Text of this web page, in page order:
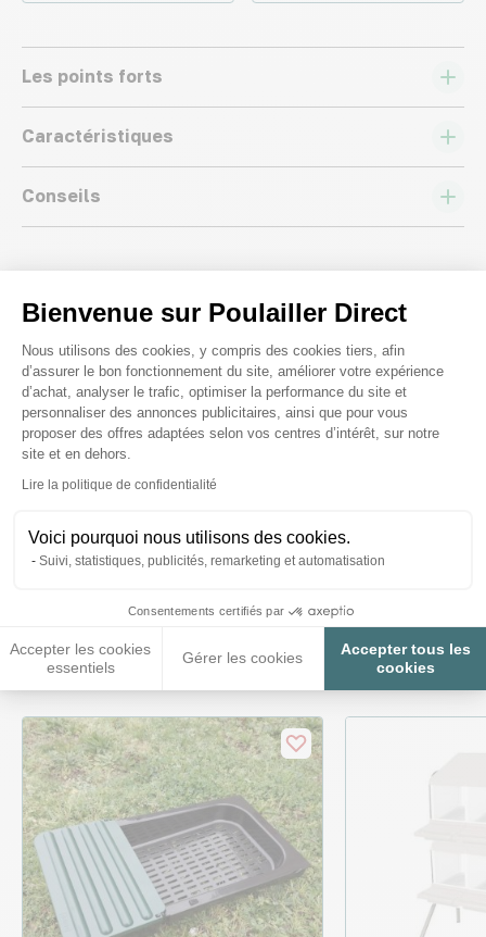
Bienvenue sur Poulailler Direct
Plateforme de Gestion du
Nous utilisons des cookies, y compris des cookies tiers, afin
d’assurer le bon fonctionnement du site, améliorer votre expérience
d’achat, analyser le trafic, optimiser la performance du site et
personnaliser des annonces publicitaires, ainsi que pour vous
proposer des offres adaptées selon vos centres d’intérêt, sur notre
site et en dehors.
Lire la politique de confidentialité
Voici pourquoi nous utilisons des cookies.
Suivi, statistiques, publicités, remarketing et automatisation
Consentements certifiés par
Accepter les cookies
essentiels
Gérer les cookies
Accepter tous les
cookies
Axeptio consent
Les points forts
Caractéristiques
Conseils
Nous répondons à toutes vos
questions ;)
Ces produits peuvent vous
intéresser